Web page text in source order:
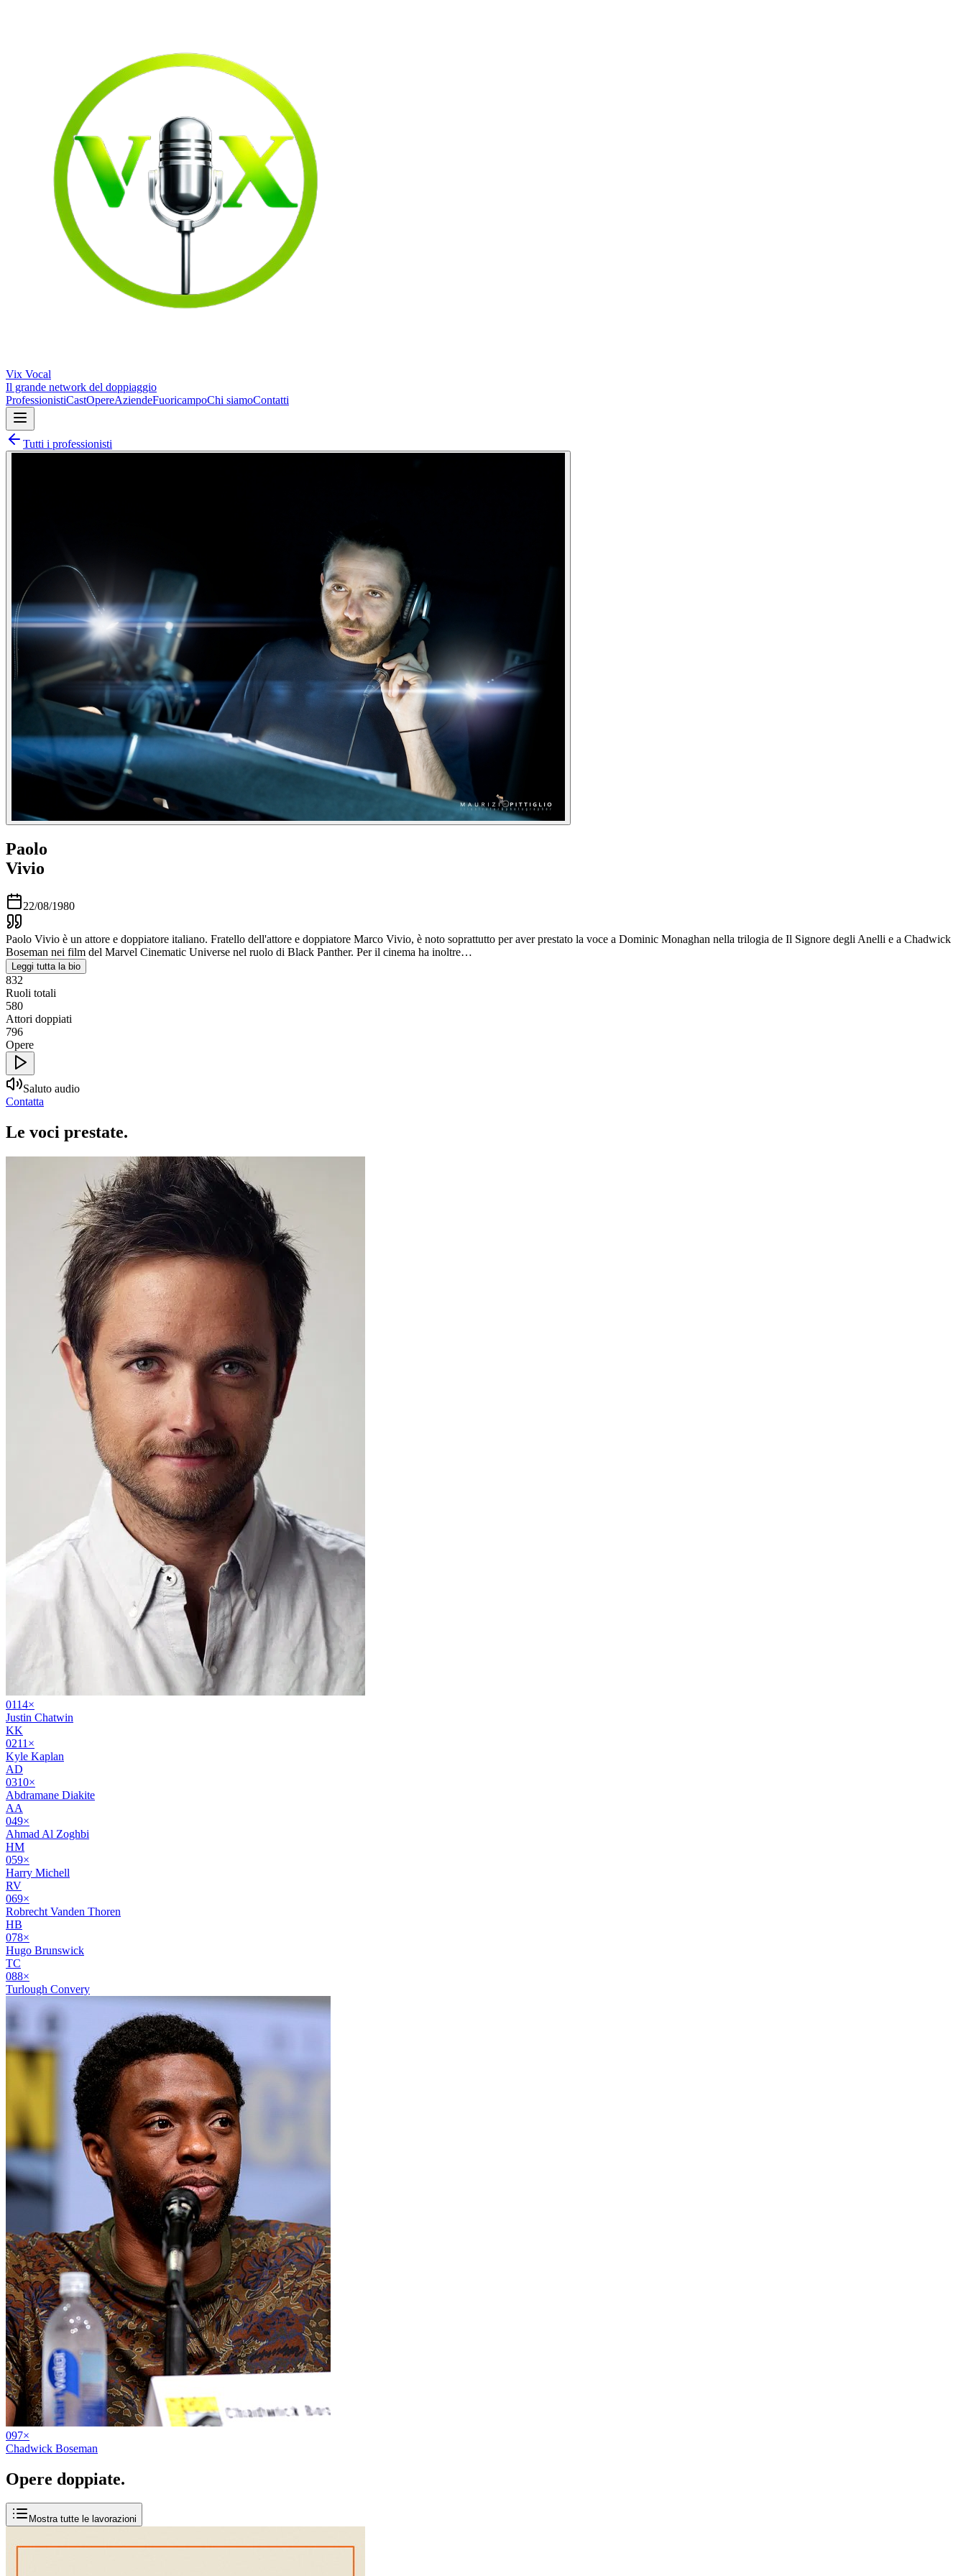
Vix Vocal
Il grande network del doppiaggio
ProfessionistiCastOpereAziendeFuoricampoChi siamoContatti
Tutti i professionisti
Paolo
Vivio
22/08/1980
Paolo Vivio è un attore e doppiatore italiano. Fratello dell'attore e doppiatore Marco Vivio, è noto soprattutto per aver prestato la voce a Dominic Monaghan nella trilogia de Il Signore degli Anelli e a Chadwick
Boseman nei film del Marvel Cinematic Universe nel ruolo di Black Panther. Per il cinema ha inoltre…
Leggi tutta la bio
832
Ruoli totali
580
Attori doppiati
796
Opere
Saluto audio
Contatta
Le voci prestate.
0114×
Justin Chatwin
KK
0211 ×
Kyle Kaplan
AD
0310×
Abdramane Diakite
AA
049×
Ahmad Al Zoghbi
HM
059×
Harry Michell
RV
069×
Robrecht Vanden Thoren
HB
078×
Hugo Brunswick
TC
088×
Turlough Convery
097×
Chadwick Boseman
Opere doppiate.
Mostra tutte le lavorazioni